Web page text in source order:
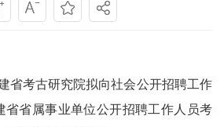
省考古研究院拟向社会公开招聘工作
省省属事业单位公开招聘工作人员考